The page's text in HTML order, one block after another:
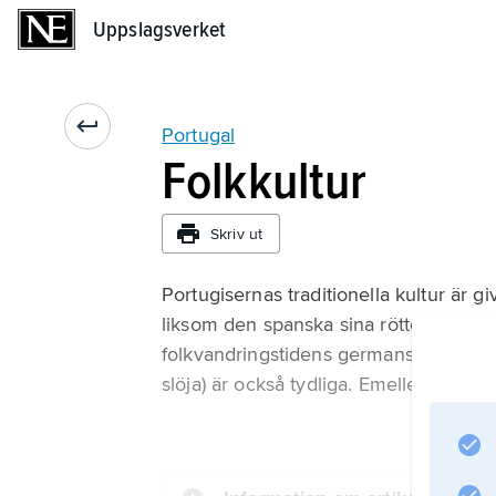
Uppslagsverket
Portugal
Folkkultur
Skriv ut
Portugisernas traditionella kultur är
liksom den spanska sina rötter i
folkvandringstidens germanska kultur
slöja) är också tydliga. Emellertid har